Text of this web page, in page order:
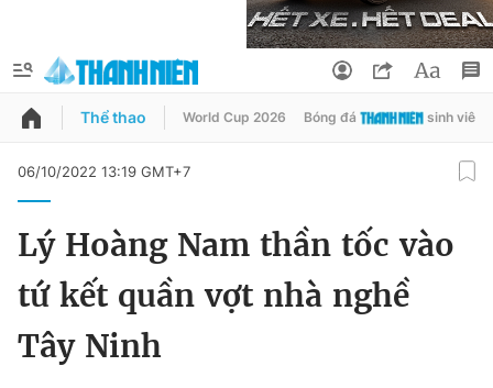
QUẢNG CÁO ĐẶT BÁO
Chuyên mục
Chào ngày mới
Đổi mật khẩu
Tin đã lưu
Tin đã xem
Thể thao World Cup 2026 Bóng đá sinh viên
06/10/2022 13:19 GMT+7
Lý Hoàng Nam thần tốc vào
tứ kết quần vợt nhà nghề
Tây Ninh